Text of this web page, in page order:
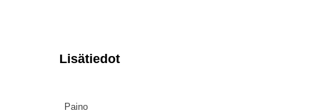
Lisätiedot
Paino